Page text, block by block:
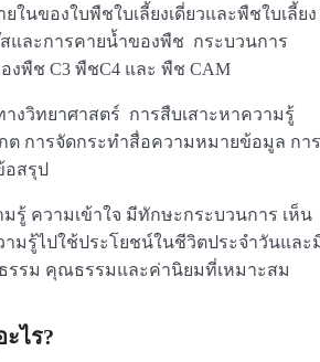
ในของใบพืชใบเลี้ยงเดี่ยวและพืชใบเลี้ยง
และการคายน้ำของพืช กระบวนการ
งพืช C3 พืชC4 และ พืช CAM
งวิทยาศาสตร์ การสืบเสาะหาความรู้
ต การจัดกระทำสื่อความหมายข้อมูล การ
อสรุป
มรู้ ความเข้าใจ มีทักษะกระบวนการ เห็น
มรู้ไปใช้ประโยชน์ในชีวิตประจำวันและ
รรม คุณธรรมและค่านิยมที่เหมาะสม
ไร?